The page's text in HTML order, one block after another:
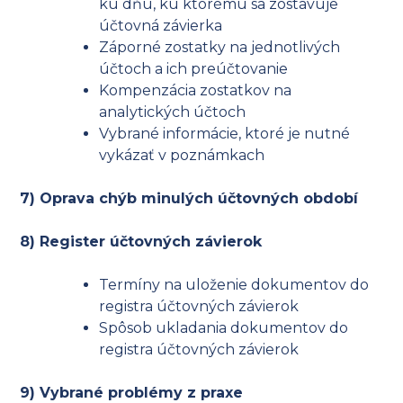
ku dňu, ku ktorému sa zostavuje
účtovná závierka
Záporné zostatky na jednotlivých
účtoch a ich preúčtovanie
Kompenzácia zostatkov na
analytických účtoch
Vybrané informácie, ktoré je nutné
vykázať v poznámkach
7) Oprava chýb minulých účtovných období
8) Register účtovných závierok
Termíny na uloženie dokumentov do
registra účtovných závierok
Spôsob ukladania dokumentov do
registra účtovných závierok
9) Vybrané problémy z praxe